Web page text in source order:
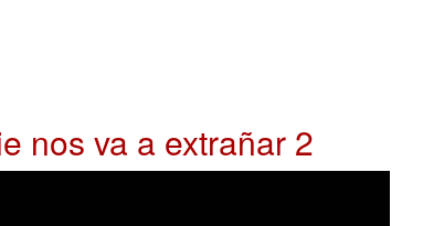
nos va a extrañar 2